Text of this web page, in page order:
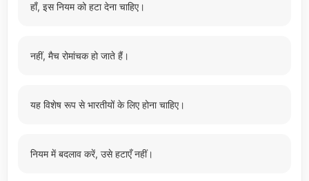
हाँ, इस नियम को हटा देना चाहिए।
नहीं, मैच रोमांचक हो जाते हैं।
यह विशेष रूप से भारतीयों के लिए होना चाहिए।
नियम में बदलाव करें, उसे हटाएँ नहीं।